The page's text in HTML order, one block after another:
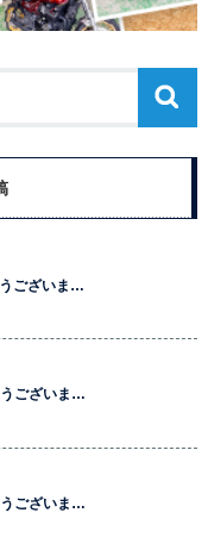
ございま…
ございま…
ございま…